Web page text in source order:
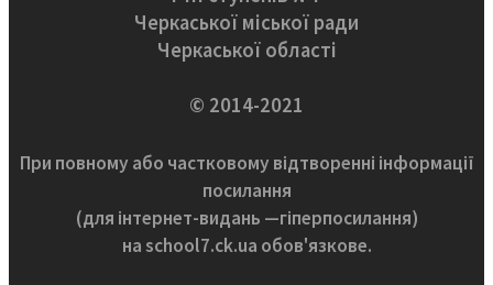
Черкаської міської ради
Черкаської області
© 2014-2021
При повному або частковому відтворенні інформації
посилання
(для інтернет-видань —гіперпосилання)
на school7.ck.ua обов'язкове.